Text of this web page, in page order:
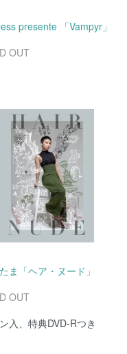
presente 「Vampyr」
OUT
ま「ヘア・ヌード」
OUT
入、特典DVD-Rつき